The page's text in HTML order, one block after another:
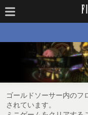
ゴールドソーサー内のフ
されています。